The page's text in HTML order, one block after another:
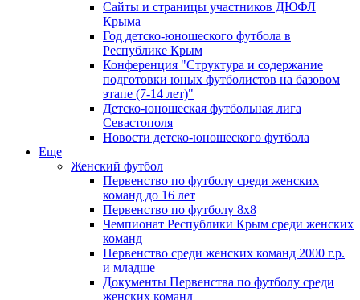
Сайты и страницы участников ДЮФЛ
Крыма
Год детско-юношеского футбола в
Республике Крым
Конференция "Структура и содержание
подготовки юных футболистов на базовом
этапе (7-14 лет)"
Детско-юношеская футбольная лига
Севастополя
Новости детско-юношеского футбола
Еще
Женский футбол
Первенство по футболу среди женских
команд до 16 лет
Первенство по футболу 8х8
Чемпионат Республики Крым среди женских
команд
Первенство среди женских команд 2000 г.р.
и младше
Документы Первенства по футболу среди
женских команд